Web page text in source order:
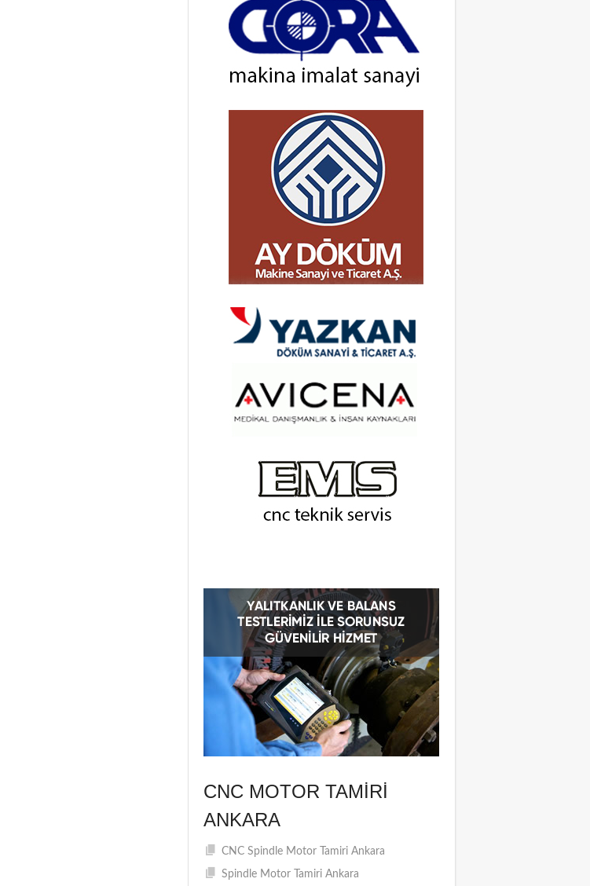
CNC MOTOR TAMIRI
ANKARA
CNC Spindle Motor Tamiri Ankara
Spindle Motor Tamiri Ankara